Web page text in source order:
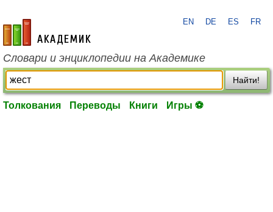
academic.ru
EN DE ES FR
Словари и энциклопедии на Академике
Найти!
Толкования Переводы Книги Игры ⚽